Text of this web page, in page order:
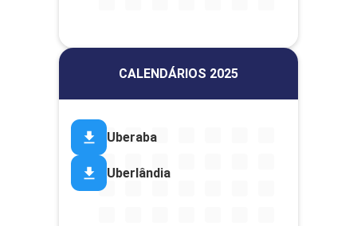
CALENDÁRIOS 2025
Uberaba
Uberlândia